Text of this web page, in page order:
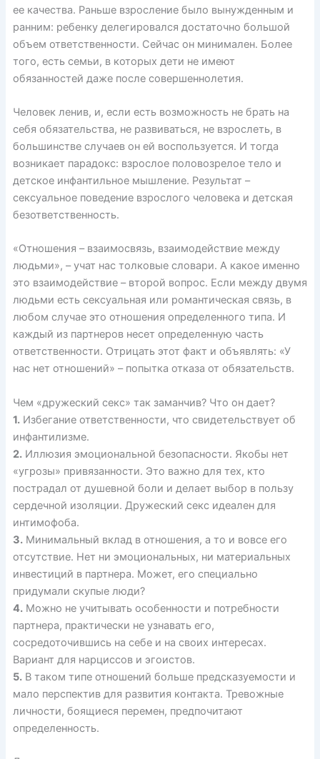
ее качества. Раньше взросление было вынужденным и
ранним: ребенку делегировался достаточно большой
объем ответственности. Сейчас он минимален. Более
того, есть семьи, в которых дети не имеют
обязанностей даже после совершеннолетия.
Человек ленив, и, если есть возможность не брать на
себя обязательства, не развиваться, не взрослеть, в
большинстве случаев он ей воспользуется. И тогда
возникает парадокс: взрослое половозрелое тело и
детское инфантильное мышление. Результат –
сексуальное поведение взрослого человека и детская
безответственность.
«Отношения – взаимосвязь, взаимодействие между
людьми», – учат нас толковые словари. А какое именно
это взаимодействие – второй вопрос. Если между двумя
людьми есть сексуальная или романтическая связь, в
любом случае это отношения определенного типа. И
каждый из партнеров несет определенную часть
ответственности. Отрицать этот факт и объявлять: «У
нас нет отношений» – попытка отказа от обязательств.
Чем «дружеский секс» так заманчив? Что он дает?
1.Избегание ответственности, что свидетельствует об
инфантилизме.
2.Иллюзия эмоциональной безопасности. Якобы нет
«угрозы» привязанности. Это важно для тех, кто
пострадал от душевной боли и делает выбор в пользу
сердечной изоляции. Дружеский секс идеален для
интимофоба.
3.Минимальный вклад в отношения, а то и вовсе его
отсутствие. Нет ни эмоциональных, ни материальных
инвестиций в партнера. Может, его специально
придумали скупые люди?
4.Можно не учитывать особенности и потребности
партнера, практически не узнавать его,
сосредоточившись на себе и на своих интересах.
Вариант для нарциссов и эгоистов.
5.В таком типе отношений больше предсказуемости и
мало перспектив для развития контакта. Тревожные
личности, боящиеся перемен, предпочитают
определенность.